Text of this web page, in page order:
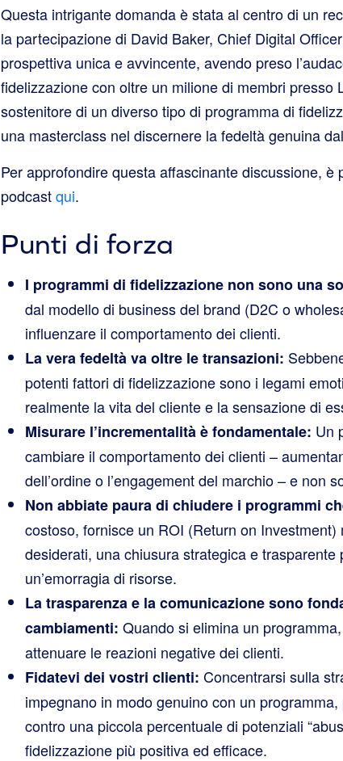
Questa intrigante domanda è stata al centro di un
la partecipazione di David Baker, Chief Digital
prospettiva unica e avvincente, avendo preso
fidelizzazione con oltre un milione di membri presso
sostenitore di un diverso tipo di programma di
una masterclass nel discernere la fedeltà genuina
Per approfondire questa affascinante discussione, è
podcastqui.
Punti di forza
I programmi di fidelizzazione non sono una
dal modello di business del brand (D2C o
influenzare il comportamento dei clienti.
La vera fedeltà va oltre le transazioni:
potenti fattori di fidelizzazione sono i legami
realmente la vita del cliente e la sensazione di
Misurare l’incrementalità è fondamentale: Un
cambiare il comportamento dei clienti –
dell’ordine o l’engagement del marchio – e non
Non abbiate paura di chiudere i programmi
costoso, fornisce un ROI (Return on
desiderati, una chiusura strategica e
un’emorragia di risorse.
La trasparenza e la comunicazione sono
cambiamenti: Quando si elimina un
attenuare le reazioni negative dei clienti.
Fidatevi dei vostri clienti: Concentrarsi sulla
impegnano in modo genuino con un
contro una piccola percentuale di potenziali
fidelizzazione più positiva ed efficace.